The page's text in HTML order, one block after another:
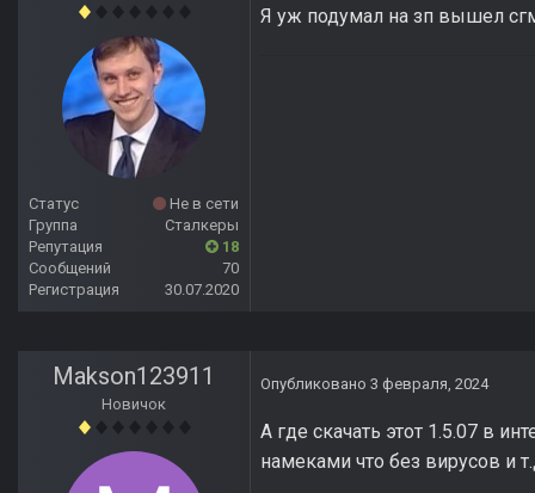
Статус
Не в сети
Группа
Сталкеры
Репутация
18
Сообщений
70
Регистрация
30.07.2020
Я уж подумал на зп вышел
Makson123911
Новичок
Опубликовано 3 февраля, 2024
А где скачать этот 1.5.07 в
намеками что без вирусов и